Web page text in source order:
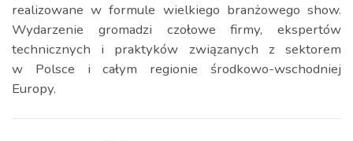
realizowane w formule wielkiego branżowego show.
Wydarzenie gromadzi czołowe firmy, ekspertów
technicznych i praktyków związanych z sektorem
w Polsce i całym regionie środkowo-wschodniej
Europy.